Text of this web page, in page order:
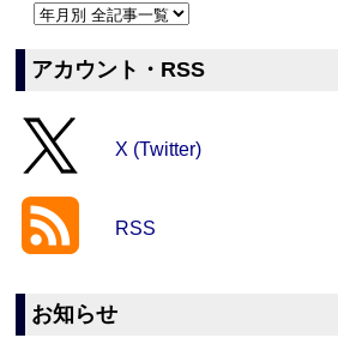
アカウント・RSS
X (Twitter)
RSS
お知らせ